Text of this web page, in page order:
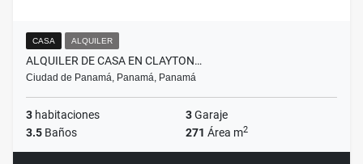
CASA ALQUILER
ALQUILER DE CASA EN CLAYTON…
Ciudad de Panamá, Panamá, Panamá
3 habitaciones 3Garaje
3.5 Baños 271 Área m2